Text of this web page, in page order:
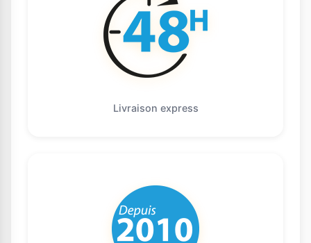
Livraison express